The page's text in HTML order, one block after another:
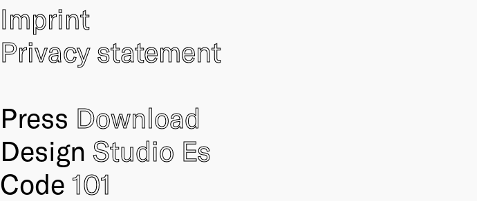
Imprint
Privacy statement
Press Download
Design Studio Es
Code 101